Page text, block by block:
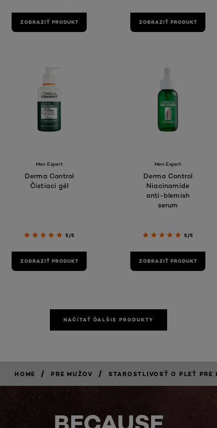
ZOBRAZIŤ PRODUKT ZOBRAZIŤ PRODUKT
Men Expert
Derma Control
Čistiaci gél
5/5
ZOBRAZIŤ PRODUKT
Men Expert
Derma Control
Niacinamide
anti-blemish
serum
5/5
ZOBRAZIŤ PRODUKT
NAČÍTAŤ ĎALŠIE PRODUKTY
HOME / PRE MUŽOV / STAROSTLIVOSŤ O PLEŤ PRE